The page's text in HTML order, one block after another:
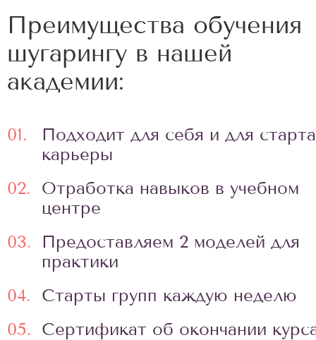
Преимущества обучения
шугарингу в нашей
академии:
01.
Подходит для себя и для старта
карьеры
02.
Отработка навыков в учебном
центре
03.
Предоставляем 2 моделей для
практики
04.
Старты групп каждую неделю
05. Сертификат об окончании